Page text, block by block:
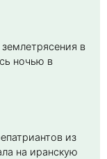
в
ночью в
из
на иранскую